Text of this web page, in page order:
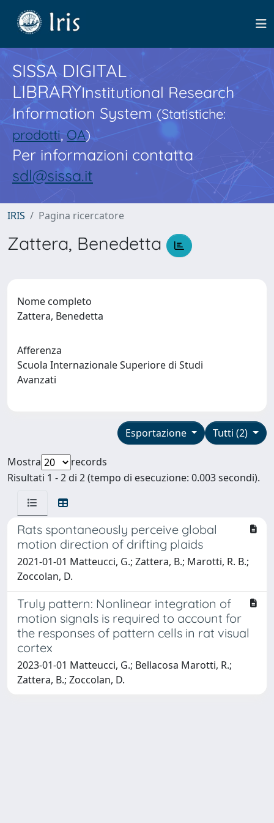
SISSA DIGITAL
LIBRARYInstitutional Research
Information System(Statistiche:
prodotti,OA)
Per informazioni contatta
sdl@sissa.it
IRIS Pagina ricercatore
Zattera, Benedetta
Nome completo
Zattera, Benedetta
Afferenza
Scuola Internazionale Superiore di Studi
Avanzati
Tutti (2)
Esportazione
Mostra
records
Risultati 1 - 2 di 2 (tempo di esecuzione: 0.003 secondi).
Rats spontaneously perceive global
motion direction of drifting plaids
2021-01-01 Matteucci, G.; Zattera, B.; Marotti, R. B.;
Zoccolan, D.
Truly pattern: Nonlinear integration of
motion signals is required to account for
the responses of pattern cells in rat visual
cortex
2023-01-01 Matteucci, G.; Bellacosa Marotti, R.;
Zattera, B.; Zoccolan, D.